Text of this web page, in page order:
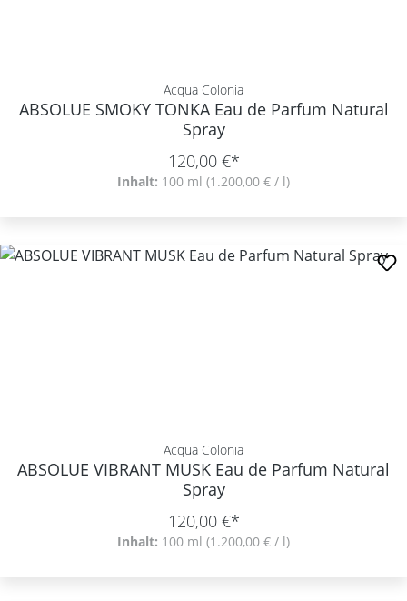
Acqua Colonia
ABSOLUE SMOKY TONKA Eau de Parfum Natural
Spray
120,00 €*
Inhalt: 100 ml (1.200,00 € / l)
Acqua Colonia
ABSOLUE VIBRANT MUSK Eau de Parfum Natural
Spray
120,00 €*
Inhalt: 100 ml (1.200,00 € / l)